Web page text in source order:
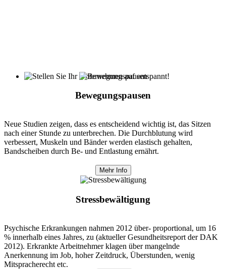
Bewegungspausen
Neue Studien zeigen, dass es entscheidend wichtig ist, das Sitzen
nach einer Stunde zu unterbrechen. Die Durchblutung wird
verbessert, Muskeln und Bänder werden elastisch gehalten,
Bandscheiben durch Be- und Entlastung ernährt.
Mehr Info
Stressbewältigung
Psychische Erkrankungen nahmen 2012 über- proportional, um 16
% innerhalb eines Jahres, zu (aktueller Gesundheitsreport der DAK
2012). Erkrankte Arbeitnehmer klagen über mangelnde
Anerkennung im Job, hoher Zeitdruck, Überstunden, wenig
Mitspracherecht etc.